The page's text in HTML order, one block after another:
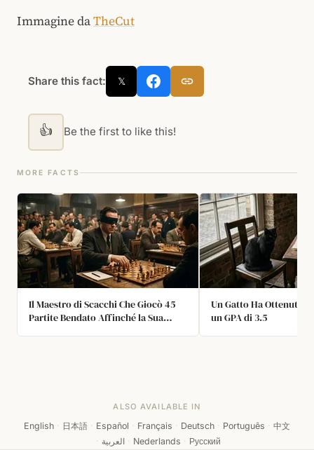
Immagine daTheCut
Share this fact: 𝕏
👍 Be the first to like this!
MORE FACTS
Il Maestro di Scacchi Che Giocò 45
Partite Bendato Affinché la Sua
Un Gatto Ha Ottenuto
un GPA di 3.5
ALSO AVAILABLE IN
English · 日本語 · Español · Français · Deutsch · Português · 中文
· العربية · Nederlands · Русский